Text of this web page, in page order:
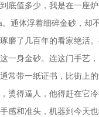
底值多少，我是在一座
通体浮着细碎金砂，却
磨了几百年的看家绝活
一身金砂。连这门手艺
常带一纸证书，比街上
烫得逼人，他得赶在它
感和准头，机器到今天